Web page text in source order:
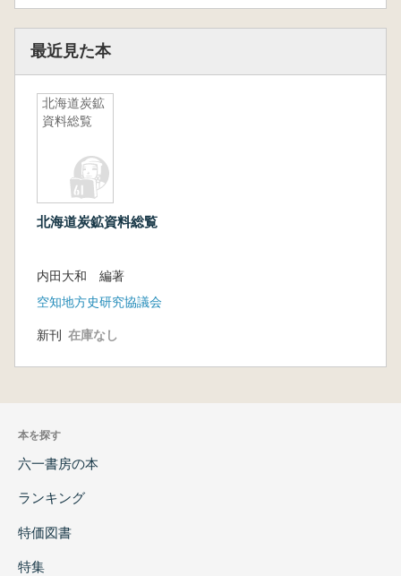
最近見た本
北海道炭鉱
資料総覧
北海道炭鉱資料総覧
内田大和 編著
空知地方史研究協議会
新刊 在庫なし
本を探す
六一書房の本
ランキング
特価図書
特集